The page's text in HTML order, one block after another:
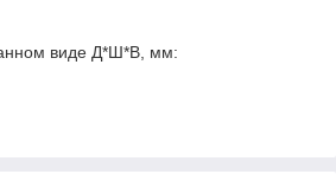
виде Д*Ш*В, мм: